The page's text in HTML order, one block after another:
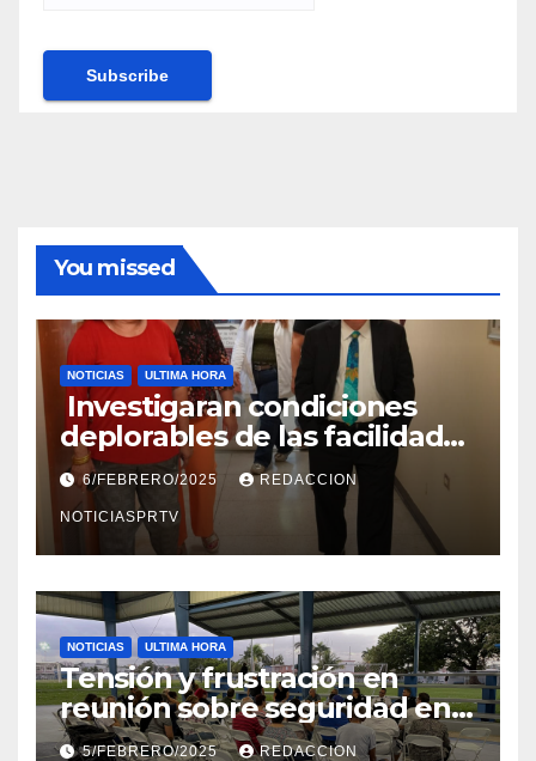
You missed
NOTICIAS ULTIMA HORA
Investigaran condiciones
deplorables de las facilidades
el Departamento de la Salud
en Mayagüez
6/FEBRERO/2025 REDACCION
NOTICIASPRTV
NOTICIAS ULTIMA HORA
Tensión y frustración en
reunión sobre seguridad en
Reparto Metropolitano
5/FEBRERO/2025 REDACCION